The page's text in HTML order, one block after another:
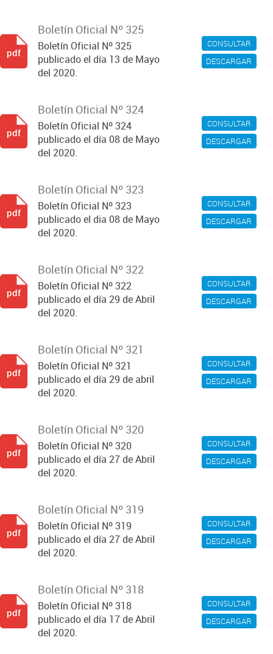
CONSULTAR
DESCARGAR
Boletín Oficial Nº 325
Boletín Oficial Nº 325
publicado el día 13 de Mayo
del 2020.
pdf
CONSULTAR
DESCARGAR
Boletín Oficial Nº 324
Boletín Oficial Nº 324
publicado el día 08 de Mayo
del 2020.
pdf
CONSULTAR
DESCARGAR
Boletín Oficial Nº 323
Boletín Oficial Nº 323
publicado el dia 08 de Mayo
del 2020.
pdf
CONSULTAR
DESCARGAR
Boletín Oficial Nº 322
Boletín Oficial Nº 322
publicado el día 29 de Abril
del 2020.
pdf
CONSULTAR
DESCARGAR
Boletín Oficial Nº 321
Boletín Oficial Nº 321
publicado el día 29 de abril
del 2020.
pdf
CONSULTAR
DESCARGAR
Boletín Oficial Nº 320
Boletín Oficial Nº 320
publicado el día 27 de Abril
del 2020.
pdf
CONSULTAR
DESCARGAR
Boletín Oficial Nº 319
Boletín Oficial Nº 319
publicado el día 27 de Abril
del 2020.
pdf
CONSULTAR
DESCARGAR
Boletín Oficial Nº 318
Boletín Oficial Nº 318
publicado el día 17 de Abril
del 2020.
pdf